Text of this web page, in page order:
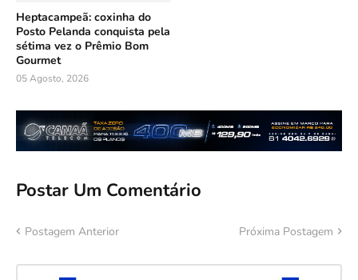
Heptacampeã: coxinha do
Posto Pelanda conquista pela
sétima vez o Prêmio Bom
Gourmet
05 Agosto, 2026
Postar Um Comentário
Postagem Anterior Próxima Postagem